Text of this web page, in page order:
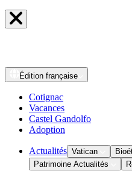
Édition française
Cotignac
Vacances
Castel Gandolfo
Adoption
Actualités Vatican
Patrimoine Actualités